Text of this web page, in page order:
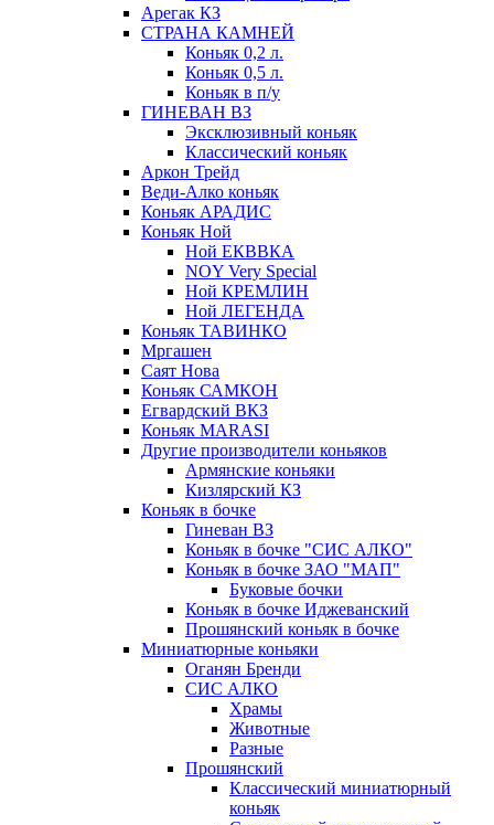
Арегак КЗ
СТРАНА КАМНЕЙ
Коньяк 0,2 л.
Коньяк 0,5 л.
Коньяк в п/у
ГИНЕВАН ВЗ
Эксклюзивный коньяк
Классический коньяк
Аркон Трейд
Веди-Алко коньяк
Коньяк АРАДИС
Коньяк Ной
Ной ЕКВВКА
NOY Very Special
Ной КРЕМЛИН
Ной ЛЕГЕНДА
Коньяк ТАВИНКО
Мргашен
Саят Нова
Коньяк САМКОН
Егвардский ВКЗ
Коньяк MARASI
Другие производители коньяков
Армянские коньяки
Кизлярский КЗ
Коньяк в бочке
Гиневан ВЗ
Коньяк в бочке "СИС АЛКО"
Коньяк в бочке ЗАО "МАП"
Буковые бочки
Коньяк в бочке Иджеванский
Прошянский коньяк в бочке
Миниатюрные коньяки
Оганян Бренди
СИС АЛКО
Храмы
Животные
Разные
Прошянский
Классический миниатюрный
коньяк